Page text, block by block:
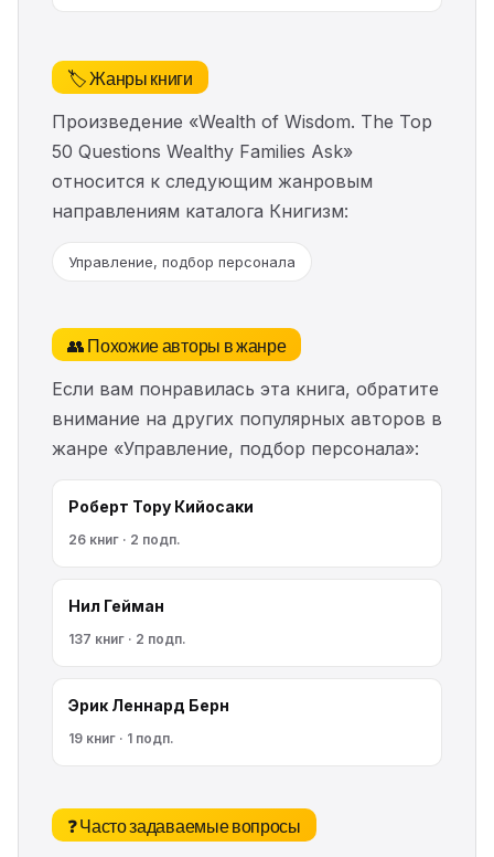
🏷️ Жанры книги
Произведение «Wealth of Wisdom. The Top
50 Questions Wealthy Families Ask»
относится к следующим жанровым
направлениям каталога Книгизм:
Управление, подбор персонала
👥 Похожие авторы в жанре
Если вам понравилась эта книга, обратите
внимание на других популярных авторов в
жанре «Управление, подбор персонала»:
Роберт Тору Кийосаки
26 книг · 2 подп.
Нил Гейман
137 книг · 2 подп.
Эрик Леннард Берн
19 книг · 1 подп.
❓ Часто задаваемые вопросы